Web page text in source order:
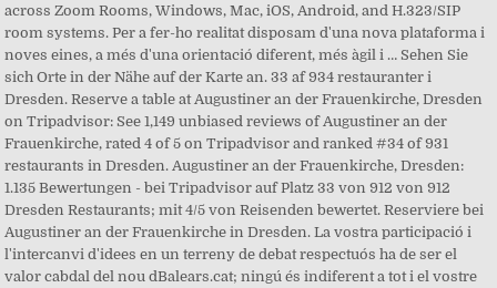
across Zoom Rooms, Windows, Mac, iOS, Android, and H.323/SIP
room systems. Per a fer-ho realitat disposam d'una nova plataforma i
noves eines, a més d'una orientació diferent, més àgil i … Sehen Sie
sich Orte in der Nähe auf der Karte an. 33 af 934 restauranter i
Dresden. Reserve a table at Augustiner an der Frauenkirche, Dresden
on Tripadvisor: See 1,149 unbiased reviews of Augustiner an der
Frauenkirche, rated 4 of 5 on Tripadvisor and ranked #34 of 931
restaurants in Dresden. Augustiner an der Frauenkirche, Dresden:
1.135 Bewertungen - bei Tripadvisor auf Platz 33 von 912 von 912
Dresden Restaurants; mit 4/5 von Reisenden bewertet. Reserviere bei
Augustiner an der Frauenkirche in Dresden. La vostra participació i
l'intercanvi d'idees en un terreny de debat respectuós ha de ser el
valor cabdal del nou dBalears.cat; ningú és indiferent a tot i el vostre